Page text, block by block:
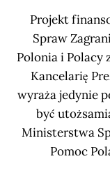
Projekt
Spraw
Polonia i Polacy
Kancelarię
wyraża jedynie
być
Ministerstwa
Pomoc